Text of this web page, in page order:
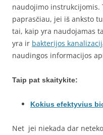
naudojimo instrukcijomis.
paprasčiau, jei iš anksto
tai, kaip yra naudojamas
yra ir bakterijos
naudingos informacijos
Taip pat skaitykite:
Kokius efektyvius
Net jei niekada dar